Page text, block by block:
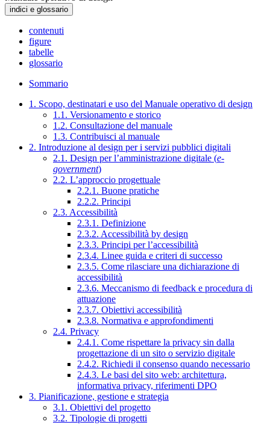
indici e glossario
contenuti
figure
tabelle
glossario
Sommario
1. Scopo, destinatari e uso del Manuale operativo di design
1.1. Versionamento e storico
1.2. Consultazione del manuale
1.3. Contribuisci al manuale
2. Introduzione al design per i servizi pubblici digitali
2.1. Design per l’amministrazione digitale (e-
government)
2.2. L’approccio progettuale
2.2.1. Buone pratiche
2.2.2. Principi
2.3. Accessibilità
2.3.1. Definizione
2.3.2. Accessibilità by design
2.3.3. Principi per l’accessibilità
2.3.4. Linee guida e criteri di successo
2.3.5. Come rilasciare una dichiarazione di
accessibilità
2.3.6. Meccanismo di feedback e procedura di
attuazione
2.3.7. Obiettivi accessibilità
2.3.8. Normativa e approfondimenti
2.4. Privacy
2.4.1. Come rispettare la privacy sin dalla
progettazione di un sito o servizio digitale
2.4.2. Richiedi il consenso quando necessario
2.4.3. Le basi del sito web: architettura,
informativa privacy, riferimenti DPO
3. Pianificazione, gestione e strategia
3.1. Obiettivi del progetto
3.2. Tipologie di progetti